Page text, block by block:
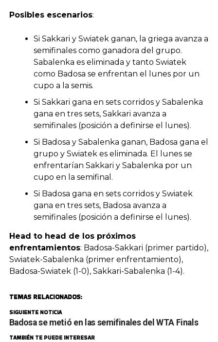
Posibles escenarios:
Si Sakkari y Swiatek ganan, la griega avanza a
semifinales como ganadora del grupo.
Sabalenka es eliminada y tanto Swiatek
como Badosa se enfrentan el lunes por un
cupo a la semis.
Si Sakkari gana en sets corridos y Sabalenka
gana en tres sets, Sakkari avanza a
semifinales (posición a definirse el lunes).
Si Badosa y Sabalenka ganan, Badosa gana el
grupo y Swiatek es eliminada. El lunes se
enfrentarían Sakkari y Sabalenka por un
cupo en la semifinal.
Si Badosa gana en sets corridos y Swiatek
gana en tres sets, Badosa avanza a
semifinales (posición a definirse el lunes).
Head to head de los próximos
enfrentamientos: Badosa-Sakkari (primer partido),
Swiatek-Sabalenka (primer enfrentamiento),
Badosa-Swiatek (1-0), Sakkari-Sabalenka (1-4).
TEMAS RELACIONADOS:
SIGUIENTE NOTICIA
Badosa se metió en las semifinales del WTA Finals
TAMBIÉN TE PUEDE INTERESAR